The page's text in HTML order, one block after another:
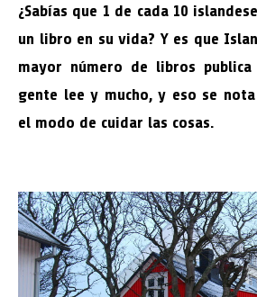
¿Sabías que 1 de cada 10
un libro en su vida? Y es que
mayor número de libros
gente lee y mucho, y eso se
el modo de cuidar las cosas.